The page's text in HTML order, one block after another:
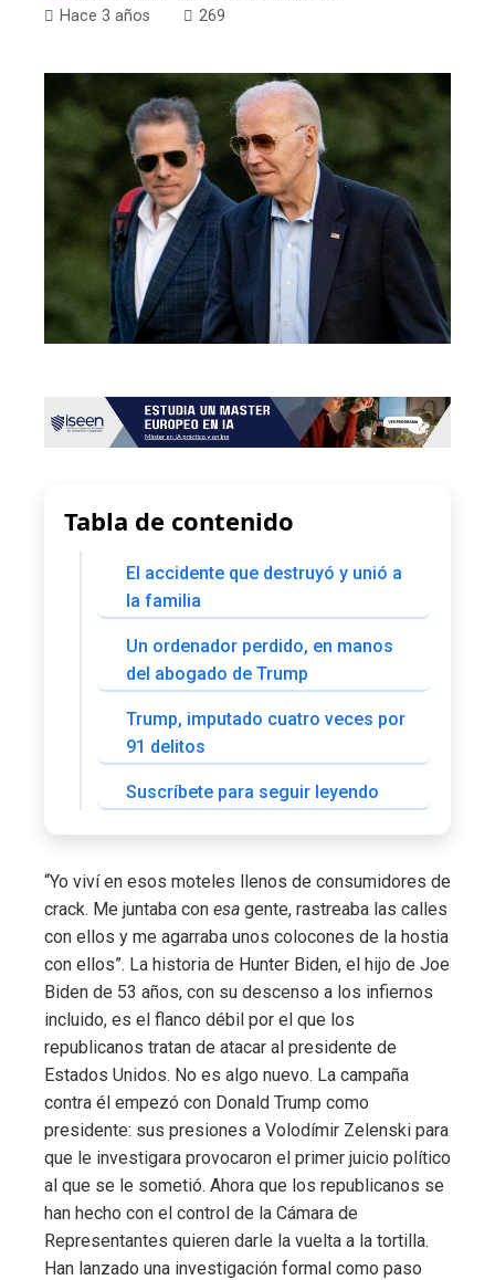
Hace 3 años
269
Tabla de contenido
El accidente que destruyó y unió a
la familia
Un ordenador perdido, en manos
del abogado de Trump
Trump, imputado cuatro veces por
91 delitos
Suscríbete para seguir leyendo
“Yo viví en esos moteles llenos de consumidores de
crack. Me juntaba con esa gente, rastreaba las calles
con ellos y me agarraba unos colocones de la hostia
con ellos”. La historia de Hunter Biden, el hijo de Joe
Biden de 53 años, con su descenso a los infiernos
incluido, es el flanco débil por el que los
republicanos tratan de atacar al presidente de
Estados Unidos. No es algo nuevo. La campaña
contra él empezó con Donald Trump como
presidente: sus presiones a Volodímir Zelenski para
que le investigara provocaron el primer juicio político
al que se le sometió. Ahora que los republicanos se
han hecho con el control de la Cámara de
Representantes quieren darle la vuelta a la tortilla.
Han lanzado una investigación formal como paso